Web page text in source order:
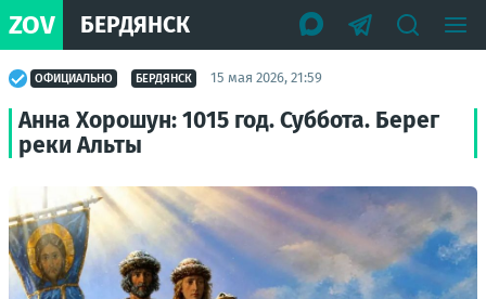
ZOV БЕРДЯНСК
ОФИЦИАЛЬНО БЕРДЯНСК 15 мая 2026, 21:59
Анна Хорошун: 1015 год. Суббота. Берег
реки Альты